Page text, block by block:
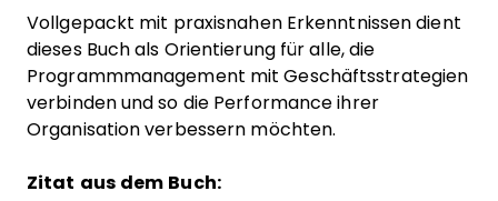
Vollgepackt mit praxisnahen Erkenntnissen dient
dieses Buch als Orientierung für alle, die
Programmmanagement mit Geschäftsstrategien
verbinden und so die Performance ihrer
Organisation verbessern möchten.
Zitat aus dem Buch: